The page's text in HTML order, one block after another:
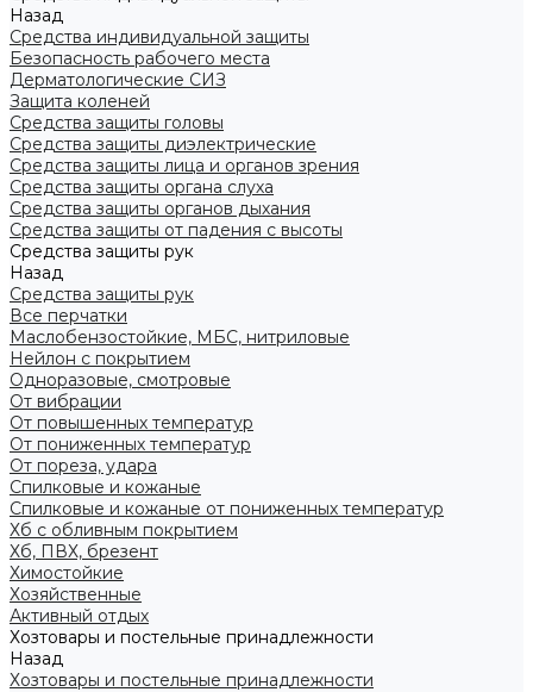
Назад
Средства индивидуальной защиты
Безопасность рабочего места
Дерматологические СИЗ
Защита коленей
Средства защиты головы
Средства защиты диэлектрические
Средства защиты лица и органов зрения
Средства защиты органа слуха
Средства защиты органов дыхания
Средства защиты от падения с высоты
Средства защиты рук
Назад
Средства защиты рук
Все перчатки
Маслобензостойкие, МБС, нитриловые
Нейлон с покрытием
Одноразовые, смотровые
От вибрации
От повышенных температур
От пониженных температур
От пореза, удара
Спилковые и кожаные
Спилковые и кожаные от пониженных температур
Хб с обливным покрытием
Хб, ПВХ, брезент
Химостойкие
Хозяйственные
Активный отдых
Хозтовары и постельные принадлежности
Назад
Хозтовары и постельные принадлежности